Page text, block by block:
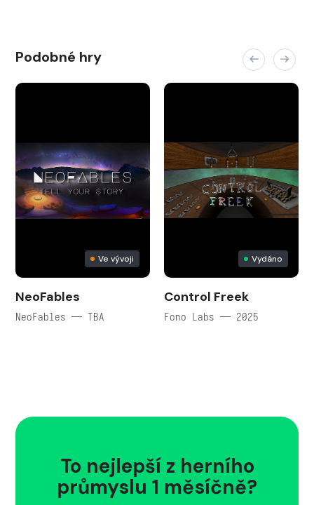
Podobné hry
Ve vývoji
NeoFables
NeoFables — TBA
Vydáno
Control Freek
Fono Labs — 2025
To nejlepší z herního
průmyslu 1 měsíčně?